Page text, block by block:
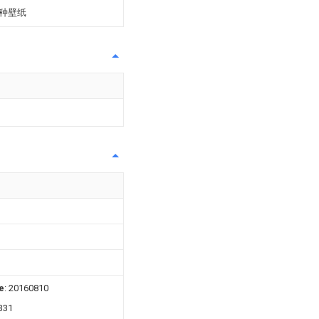
壁纸
: 20160810